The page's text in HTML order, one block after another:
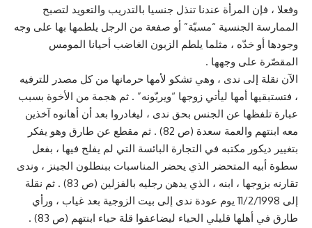
وفعلا ، فإن المرأة عندنا تنذل جنسيا بالتدريب والتعويد لتصبح
الممارسة الجنسية “مسبّة” أو صفعة من الرجل يلطمها بها على وجه
وجودها أو خدّه ، مثلما يلطم الزبون الغاضب أحيانا المومس
المقصّرة على وجهها .
الآن نقلة إلى ندى ، وهي تشكو لأمها حرمانها من كل مصدر للترفيه
، فتستبقيها أمها ليأتي زوجها “ويربّونه” . ثم هجمة من الأخوة بسبب
عبارة تلفظها عن الجنس بحق ندى ، ليغادروا بعد أن أهانوه آخذين
معه ابنتهم والعمة سعدة (ص 82) . ثم مقطع عن طارق وهو يفكر
بتغيير ديكور مكتبه في التجارة البائسة التي لم يفلح فيها ، بفعل
سطوة أبيه المتحضر الذي يحضر المناسبات ببنطلون الجينز ، وندى
تقارنه بزوجها ، ابنه ، الذي يدهن رجليه بالفزلين (ص 83) . ثم نقلة
إلى 11/2/1998 يوم عودة ندى إلى بيت الزوجية بعد غياب ، ورأي
طارق في أهلها قليلي الحياء ليضاعفوا قلة حياء ابنتهم (ص 83) .